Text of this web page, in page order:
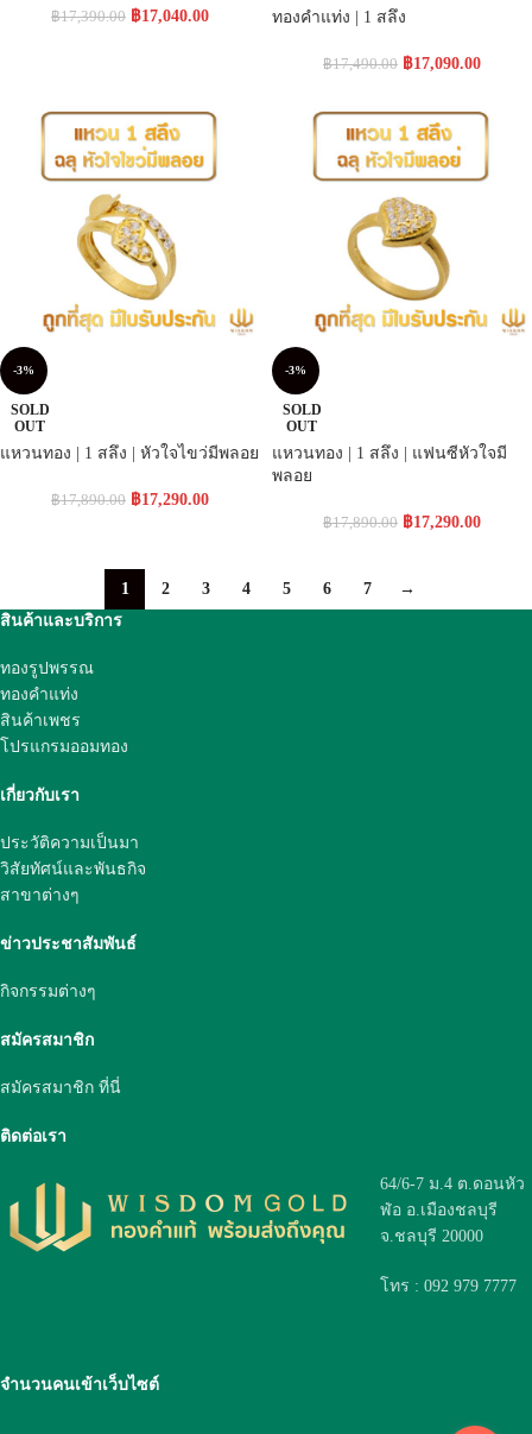
฿17,390.00 ฿17,040.00 ทองคำแท่ง | 1 สลึง
฿17,490.00 ฿17,090.00
-3%
SOLD
OUT
แหวนทอง | 1 สลึง | หัวใจไขว่มีพลอย
฿17,890.00 ฿17,290.00
-3%
SOLD
OUT
แหวนทอง | 1 สลึง | แฟนซีหัวใจมี
พลอย
฿17,890.00 ฿17,290.00
1 2 3 4 5 6 7
→
สินค้าและบริการ
ทองรูปพรรณ
ทองคำแท่ง
สินค้าเพชร
โปรแกรมออมทอง
เกี่ยวกับเรา
ประวัติความเป็นมา
วิสัยทัศน์และพันธกิจ
สาขาต่างๆ
ข่าวประชาสัมพันธ์
กิจกรรมต่างๆ
สมัครสมาชิก
สมัครสมาชิก ที่นี่
ติดต่อเรา
64/6-7 ม.4 ต.ดอนหัว
ฬ่อ อ.เมืองชลบุรี
จ.ชลบุรี 20000
โทร : 092 979 7777
จำนวนคนเข้าเว็บไซต์